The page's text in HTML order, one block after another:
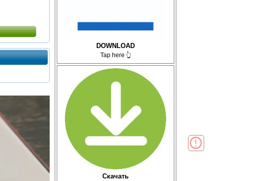
DOWNLOAD
Tap here 👆
Скачать